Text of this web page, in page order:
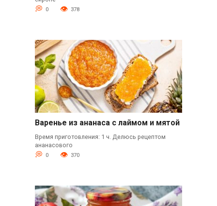
0 378
Варенье из ананаса с лаймом и мятой
Время приготовления: 1 ч. Делюсь рецептом
ананасового
0 370